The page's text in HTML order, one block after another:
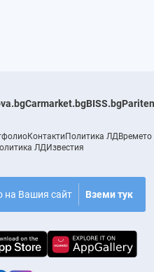
Carmarket.bgBISS.bg
КонтактиПолитика ЛДВремето
ЛДИзвестия
на Вашия сайт Вземи тук